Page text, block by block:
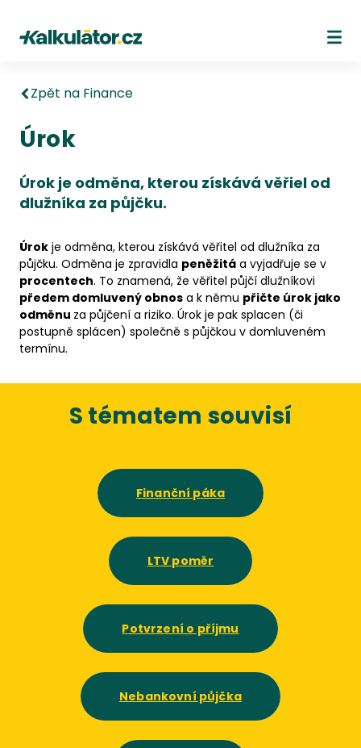
Kalkulátor.cz
Zpět na Finance
Úrok
Úrok je odměna, kterou získává věřiel od
dlužníka za půjčku.
Úrok je odměna, kterou získává věřitel od dlužníka za
půjčku. Odměna je zpravidla peněžitá a vyjadřuje se v
procentech. To znamená, že věřitel půjčí dlužníkovi
předem domluvený obnos a k němu přičte úrok jako
odměnu za půjčení a riziko. Úrok je pak splacen (či
postupně splácen) společně s půjčkou v domluveném
termínu.
S tématem souvisí
Finanční páka
LTV poměr
Potvrzení o příjmu
Nebankovní půjčka